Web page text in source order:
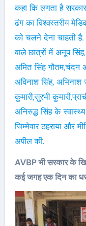
कहा कि लगता है सरकार
ढंग का विश्वस्तरीय
को चलने देना चाहती
वाले छात्रों में अनूप
अमित सिंह
अविनाश सिंह, अभिनाश
कुमारी,सुरभी
अनिरुद्ध सिंह के
जिम्मेवार ठहराया और
अपील की.
AVBP भी सरकार के
कई जगह एक दिन का